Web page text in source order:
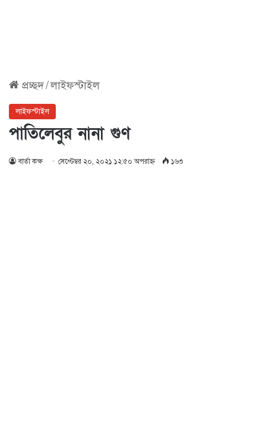
প্রচ্ছদ/লাইফস্টাইল
লাইফস্টাইল
পাতিলেবুর নানা গুণ
বার্তা কক্ষ সেপ্টেম্বর ২০, ২০২১ ১২:৫০ অপরাহ্ণ ১৬৩